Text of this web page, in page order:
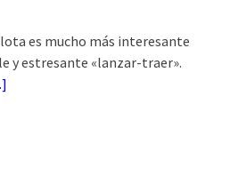
es mucho más interesante
y estresante «lanzar-traer».
]